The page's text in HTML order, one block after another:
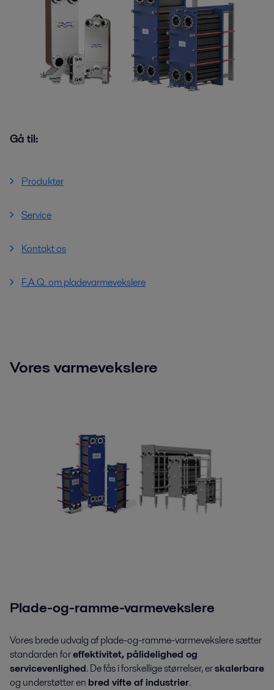
Gå til:
Produkter
Service
Kontakt os
F.A.Q. om pladevarmevekslere
Vores varmevekslere
Plade-og-ramme-varmevekslere
Vores brede udvalg af plade-og-ramme-varmevekslere sætter
standarden foreffektivitet, pålidelighed og
servicevenlighed. De fås i forskellige størrelser, erskalerbare
og understøtter en bred vifte af industrier.